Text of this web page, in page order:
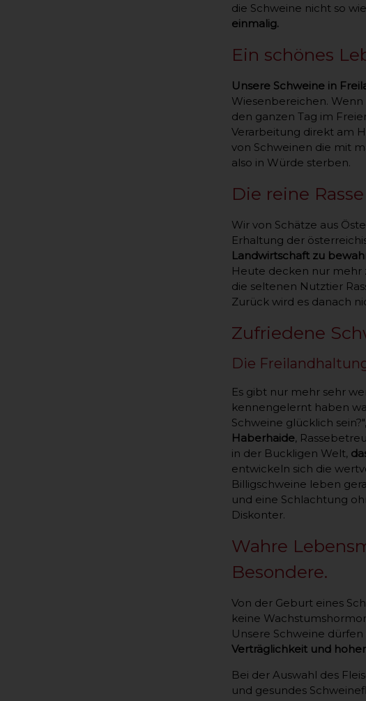
die Schweine nicht so
einmalig.
Ein schönes
Unsere Schweine in
Wiesenbereichen.
den ganzen Tag im
Verarbeitung direkt am
von Schweinen die mit
also in Würde sterben.
Die reine
Wir von Schätze aus
Erhaltung der
Landwirtschaft zu
Heute decken nur mehr
die seltenen Nutztier
Zurück wird es danach
Zufriedene
Die
Es gibt nur mehr sehr
kennengelernt haben
Schweine glücklich
Haberhaide,
in der Buckligen Welt,
entwickeln sich die
Billigschweine leben
und eine Schlachtung
Diskonter.
Wahre
Besondere.
Von der Geburt eines
keine
Unsere Schweine
Verträglichkeit und
Bei der Auswahl des
und gesundes